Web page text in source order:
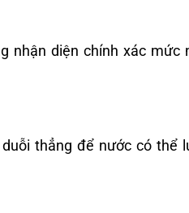
nhận diện chính xác mức
thẳng để nước có thể